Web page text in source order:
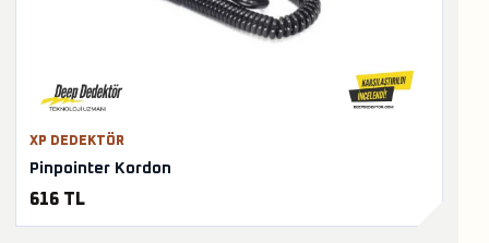
XP DEDEKTÖR
Pinpointer Kordon
616 TL